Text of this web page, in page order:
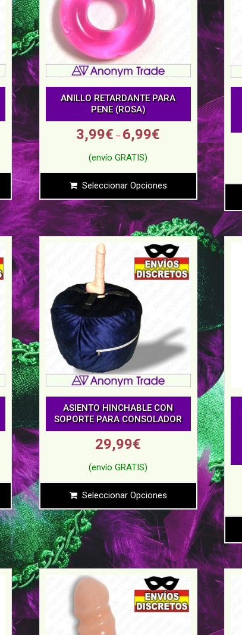
ANILLO RETARDANTE PARA
PENE (ROSA)
3,99€ – 6,99€
Seleccionar Opciones
ASIENTO HINCHABLE CON
SOPORTE PARA CONSOLADOR
29,99€
Seleccionar Opciones